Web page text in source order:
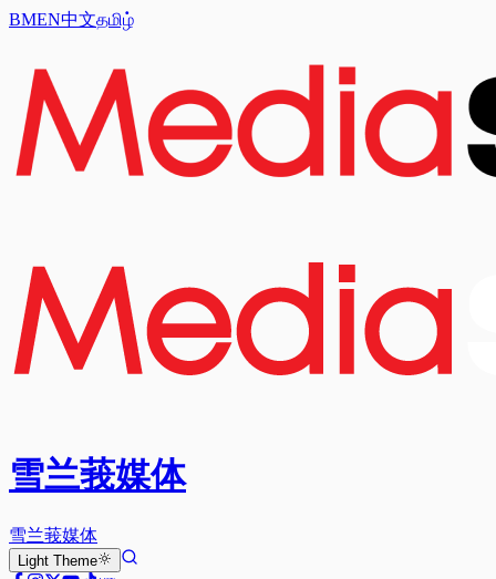
BMEN中文தமிழ்
雪兰莪媒体
雪兰莪媒体
Light Theme